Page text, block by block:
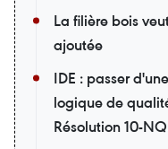
La filière bois
ajoutée
IDE : passer
logique de
Résolution 10-